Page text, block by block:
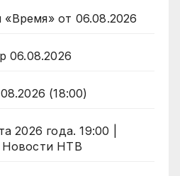
от 06.08.2026
06.08.2026
(18:00)
2026 года. 19:00 |
Новости НТВ